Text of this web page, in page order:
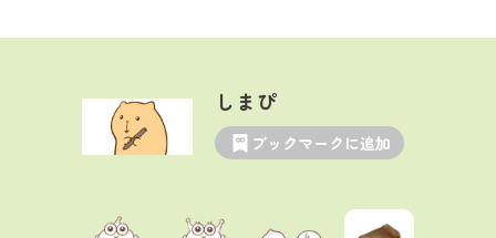
しまぴ
ブックマークに追加